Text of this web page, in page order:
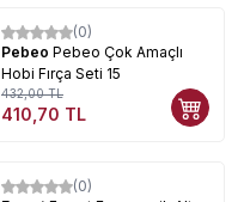
%5
(0)
Pebeo Pebeo Çok Amaçlı
Hobi Fırça Seti 15
432,00TL
410,70 TL
%5
(0)